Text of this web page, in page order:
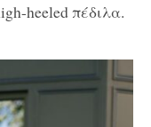
heeled πέδιλα.